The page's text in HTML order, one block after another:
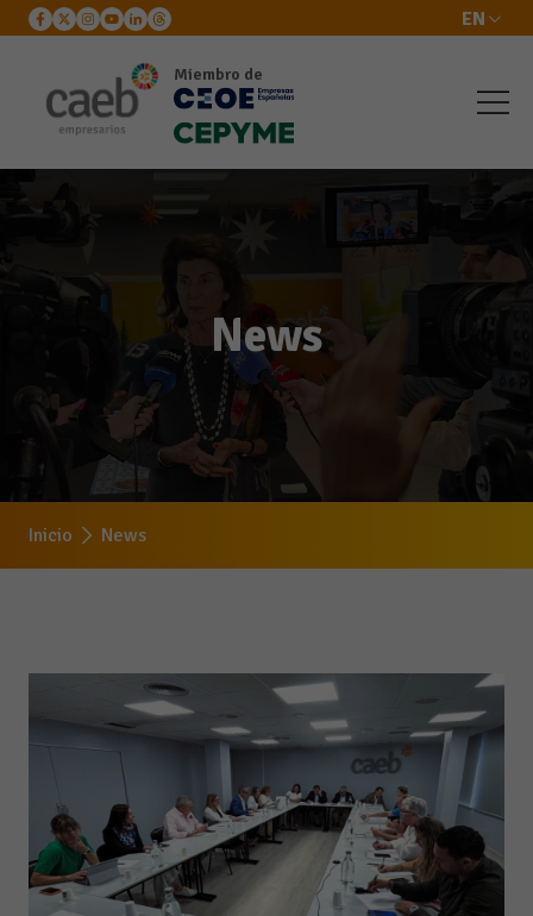
EN
Miembro de
News
Inicio News